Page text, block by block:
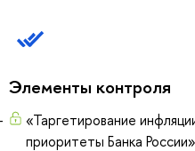
Элементы контроля
«Таргетирование
приоритеты Банка России»